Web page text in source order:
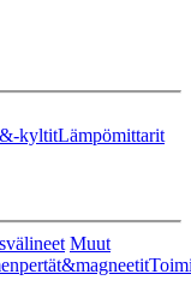
kyltitLämpömittarit
Muut